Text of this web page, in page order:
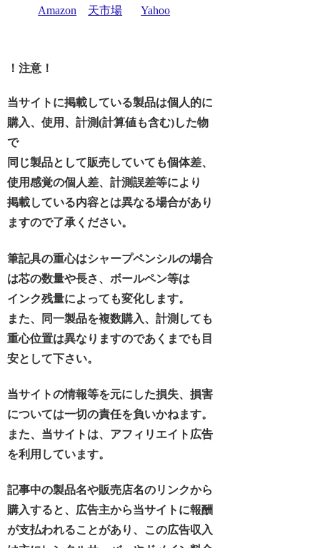
Amazon 天市場 Yahoo
！注意！
当サイトに掲載している製品は個人的に
購入、使用、計測(計算値も含む)した物
で
同じ製品として販売していても個体差、
使用感覚の個人差、計測誤差等により
掲載している内容とは異なる場合があり
ますので了承ください。
筆記具の重心はシャープペンシルの場合
は芯の数量や長さ、ボールペン等は
インク残量によっても変化します。
また、同一製品を複数購入、計測しても
重心位置は異なりますのであくまでも目
安として下さい。
当サイトの情報等を元にした損失、損害
については一切の責任を負いかねます。
また、当サイトは、アフィリエイト広告
を利用しています。
記事中の製品名や販売店名のリンクから
購入すると、広告主から当サイトに報酬
が支払われることがあり、この広告収入